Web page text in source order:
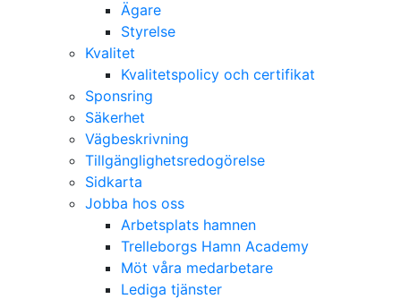
Ägare
Styrelse
Kvalitet
Kvalitetspolicy och certifikat
Sponsring
Säkerhet
Vägbeskrivning
Tillgänglighetsredogörelse
Sidkarta
Jobba hos oss
Arbetsplats hamnen
Trelleborgs Hamn Academy
Möt våra medarbetare
Lediga tjänster